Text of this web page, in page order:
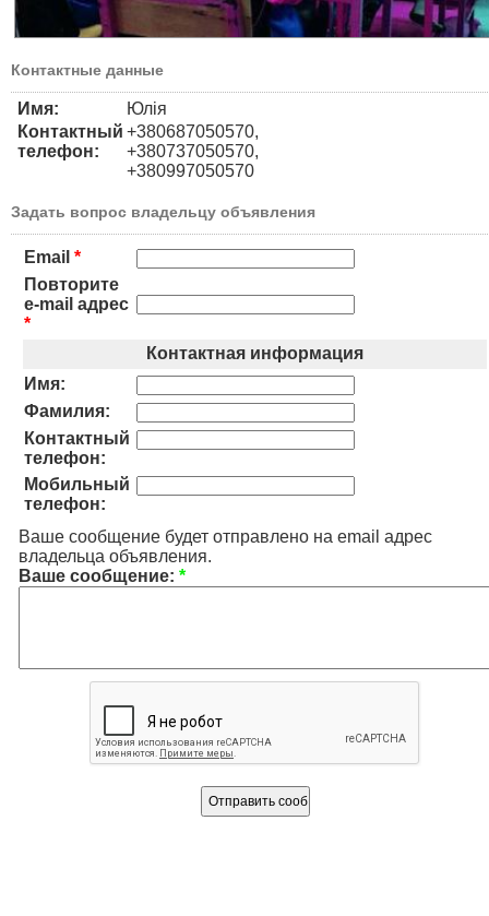
Контактные данные
Имя:
Юлія
Контактный
телефон:
+380687050570,
+380737050570,
+380997050570
Задать вопрос владельцу объявления
Email *
Повторите
e-mail адрес
*
Контактная информация
Имя:
Фамилия:
Контактный
телефон:
Мобильный
телефон:
Ваше сообщение будет отправлено на email адрес
владельца объявления.
Ваше сообщение: *